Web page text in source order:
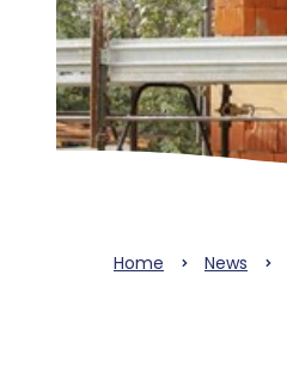
Home News